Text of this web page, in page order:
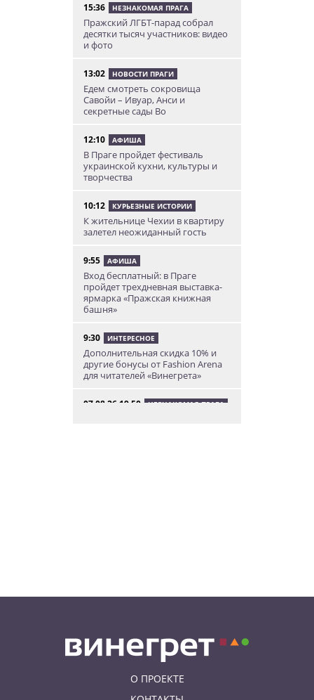
15:36 НЕЗНАКОМАЯ ПРАГА
Пражский ЛГБТ-парад собрал
десятки тысяч участников: видео
и фото
13:02 НОВОСТИ ПРАГИ
Едем смотреть сокровища
Савойи – Ивуар, Анси и
секретные сады Во
12:10 АФИША
В Праге пройдет фестиваль
украинской кухни, культуры и
творчества
10:12 КУРЬЕЗНЫЕ ИСТОРИИ
К жительнице Чехии в квартиру
залетел неожиданный гость
9:55 АФИША
Вход бесплатный: в Праге
пройдет трехдневная выставка-
ярмарка «Пражская книжная
башня»
9:30 ИНТЕРЕСНОЕ
Дополнительная скидка 10% и
другие бонусы от Fashion Arena
для читателей «Винегрета»
07.08.26 19:50 НЕЗНАКОМАЯ ПРАГА
О ПРОЕКТЕ